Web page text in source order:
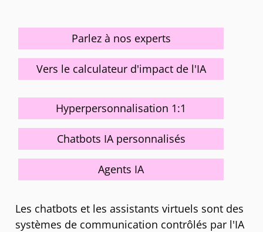
Parlez à nos experts
Vers le calculateur d'impact de l'IA
Hyperpersonnalisation 1:1
Chatbots IA personnalisés
Agents IA
Les chatbots et les assistants virtuels sont des
systèmes de communication contrôlés par l'IA